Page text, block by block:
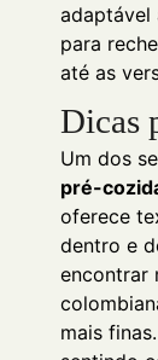
adaptável
para
até as
Dicas
Um dos
pré-
oferece
dentro e
encontrar
mais